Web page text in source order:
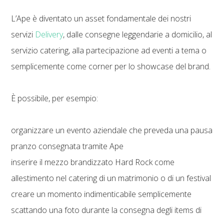
L’Ape è diventato un asset fondamentale dei nostri
servizi Delivery, dalle consegne leggendarie a domicilio, al
servizio catering, alla partecipazione ad eventi a tema o
semplicemente come corner per lo showcase del brand.
È possibile, per esempio:
organizzare un evento aziendale che preveda una pausa
pranzo consegnata tramite Ape
inserire il mezzo brandizzato Hard Rock come
allestimento nel catering di un matrimonio o di un festival
creare un momento indimenticabile semplicemente
scattando una foto durante la consegna degli items di